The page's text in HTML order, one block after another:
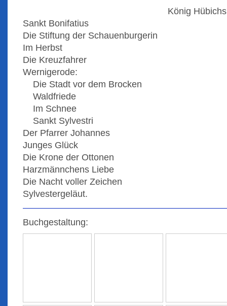
König
Sankt Bonifatius
Die Stiftung der Schauenburgerin
Im Herbst
Die Kreuzfahrer
Wernigerode:
Die Stadt vor dem Brocken
Waldfriede
Im Schnee
Sankt Sylvestri
Der Pfarrer Johannes
Junges Glück
Die Krone der Ottonen
Harzmännchens Liebe
Die Nacht voller Zeichen
Sylvestergeläut.
Buchgestaltung: